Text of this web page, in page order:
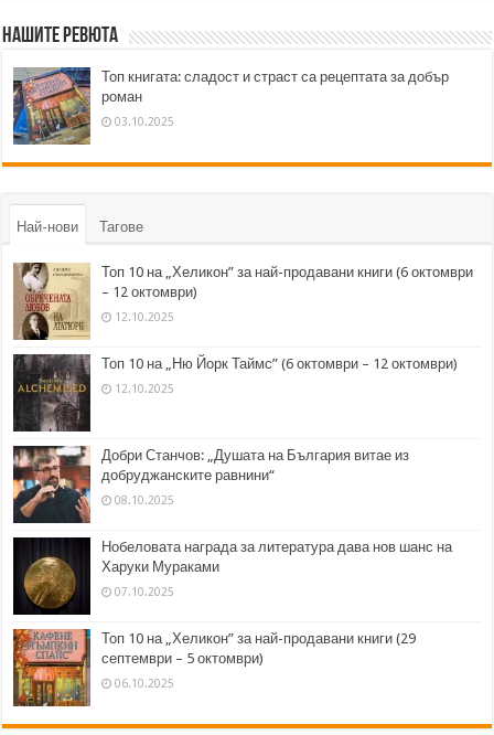
Нашите ревюта
Топ книгата: сладост и страст са рецептата за добър
роман
03.10.2025
Най-нови Тагове
Топ 10 на „Хеликон” за най-продавани книги (6 октомври
– 12 октомври)
12.10.2025
Топ 10 на „Ню Йорк Таймс” (6 октомври – 12 октомври)
12.10.2025
Добри Станчов: „Душата на България витае из
добруджанските равнини“
08.10.2025
Нобеловата награда за литература дава нов шанс на
Харуки Мураками
07.10.2025
Топ 10 на „Хеликон” за най-продавани книги (29
септември – 5 октомври)
06.10.2025